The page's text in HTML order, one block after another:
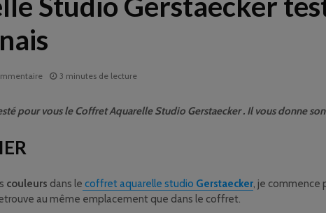
3 minutes de lecture
pour vous le Coffret Aquarelle Studio Gerstaecker . Il vous donne
couleurs dans le coffret aquarelle studio Gerstaecker, je commence
au même emplacement que dans le coffret.